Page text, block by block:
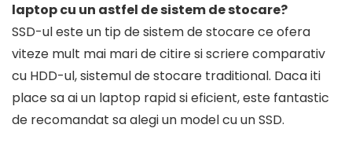
laptop cu un astfel de sistem de stocare?
SSD-ul este un tip de sistem de stocare ce ofera
viteze mult mai mari de citire si scriere comparativ
cu HDD-ul, sistemul de stocare traditional. Daca iti
place sa ai un laptop rapid si eficient, este fantastic
de recomandat sa alegi un model cu un SSD.